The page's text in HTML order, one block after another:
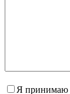
Я принимаю